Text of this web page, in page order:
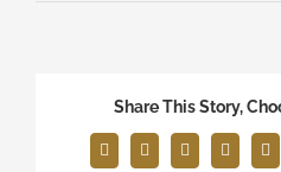
Share This Story,
Facebook
X RedditLinkedIn